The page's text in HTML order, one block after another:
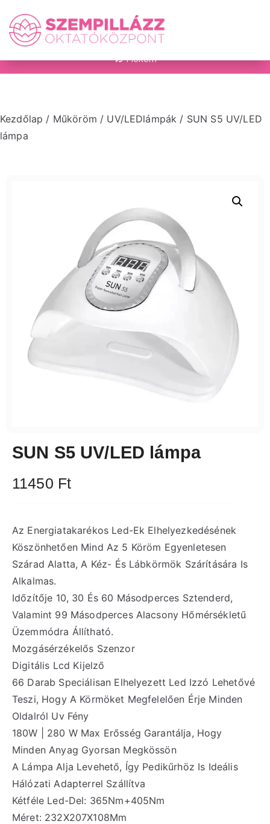
Fiókom
Kezdőlap / Műköröm / UV/LEDlámpák / SUN S5 UV/LED
lámpa
SUN S5 UV/LED lámpa
11450 Ft
Az Energiatakarékos Led-Ek Elhelyezkedésének
Köszönhetően Mind Az 5 Köröm Egyenletesen
Szárad Alatta, A Kéz- És Lábkörmök Szárítására Is
Alkalmas.
Időzítője 10, 30 És 60 Másodperces Sztenderd,
Valamint 99 Másodperces Alacsony Hőmérsékletű
Üzemmódra Állítható.
Mozgásérzékelős Szenzor
Digitális Lcd Kijelző
66 Darab Speciálisan Elhelyezett Led Izzó Lehetővé
Teszi, Hogy A Körmöket Megfelelően Érje Minden
Oldalról Uv Fény
180W | 280 W Max Erősség Garantálja, Hogy
Minden Anyag Gyorsan Megkössön
A Lámpa Alja Levehető, Így Pedikűrhöz Is Ideális
Hálózati Adapterrel Szállítva
Kétféle Led-Del: 365Nm+405Nm
Méret: 232X207X108Mm